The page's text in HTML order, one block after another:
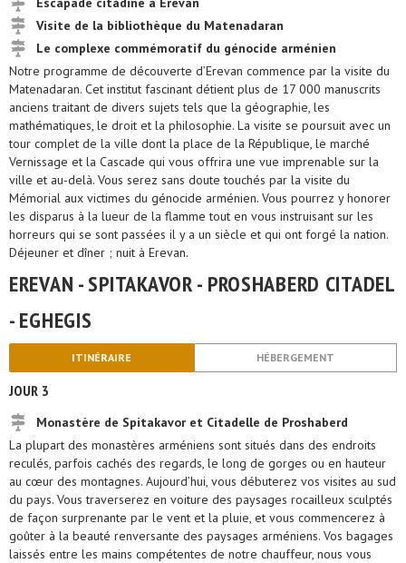
Visite de la bibliothèque du Matenadaran
Le complexe commémoratif du génocide arménien
Notre programme de découverte d’Erevan commence par la visite du
Matenadaran. Cet institut fascinant détient plus de 17 000 manuscrits
anciens traitant de divers sujets tels que la géographie, les
mathématiques, le droit et la philosophie. La visite se poursuit avec un
tour complet de la ville dont la place de la République, le marché
Vernissage et la Cascade qui vous offrira une vue imprenable sur la
ville et au-delà. Vous serez sans doute touchés par la visite du
Mémorial aux victimes du génocide arménien. Vous pourrez y honorer
les disparus à la lueur de la flamme tout en vous instruisant sur les
horreurs qui se sont passées il y a un siècle et qui ont forgé la nation.
Déjeuner et dîner ; nuit à Erevan.
EREVAN - SPITAKAVOR - PROSHABERD CITADEL
- EGHEGIS
ITINÉRAIRE HÉBERGEMENT
JOUR 3
Monastère de Spitakavor et Сitadelle de Proshaberd
La plupart des monastères arméniens sont situés dans des endroits
reculés, parfois cachés des regards, le long de gorges ou en hauteur
au cœur des montagnes. Aujourd’hui, vous débuterez vos visites au sud
du pays. Vous traverserez en voiture des paysages rocailleux sculptés
de façon surprenante par le vent et la pluie, et vous commencerez à
goûter à la beauté renversante des paysages arméniens. Vos bagages
laissés entre les mains compétentes de notre chauffeur, nous vous